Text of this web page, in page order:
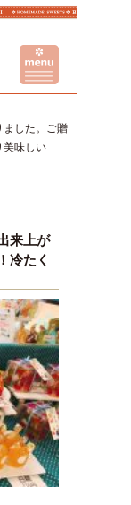
した。ご贈
美味しい
来上が
冷たく